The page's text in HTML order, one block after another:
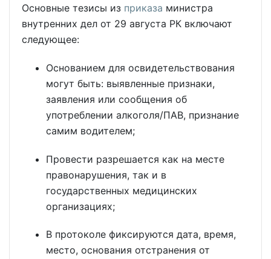
Основные тезисы из приказа министра
внутренних дел от 29 августа РК включают
следующее:
Основанием для освидетельствования
могут быть: выявленные признаки,
заявления или сообщения об
употреблении алкоголя/ПАВ, признание
самим водителем;
Провести разрешается как на месте
правонарушения, так и в
государственных медицинских
организациях;
В протоколе фиксируются дата, время,
место, основания отстранения от